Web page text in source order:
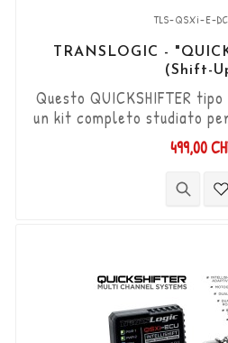
TLS-QSXi-E-
TRANSLOGIC -
(Shift-
Questo QUICKSHIFTER
un kit completo studiato
Diavel '11 - '14, che
marce (Shift-Up) senza
Kit "Plug & Play"
499,00